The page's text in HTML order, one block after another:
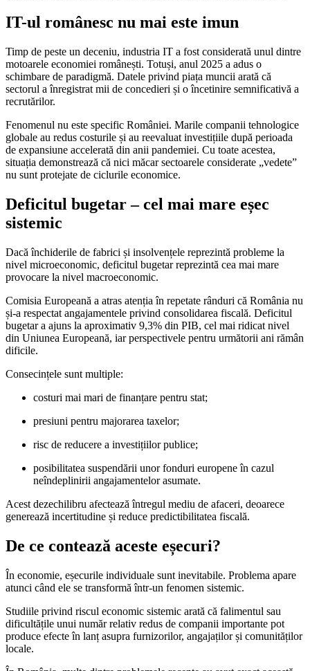
IT-ul românesc nu mai este imun
Timp de peste un deceniu, industria IT a fost considerată unul dintre
motoarele economiei românești. Totuși, anul 2025 a adus o
schimbare de paradigmă. Datele privind piața muncii arată că
sectorul a înregistrat mii de concedieri și o încetinire semnificativă a
recrutărilor.
Fenomenul nu este specific României. Marile companii tehnologice
globale au redus costurile și au reevaluat investițiile după perioada
de expansiune accelerată din anii pandemiei. Cu toate acestea,
situația demonstrează că nici măcar sectoarele considerate „vedete”
nu sunt protejate de ciclurile economice.
Deficitul bugetar – cel mai mare eșec
sistemic
Dacă închiderile de fabrici și insolvențele reprezintă probleme la
nivel microeconomic, deficitul bugetar reprezintă cea mai mare
provocare la nivel macroeconomic.
Comisia Europeană a atras atenția în repetate rânduri că România nu
și-a respectat angajamentele privind consolidarea fiscală. Deficitul
bugetar a ajuns la aproximativ 9,3% din PIB, cel mai ridicat nivel
din Uniunea Europeană, iar perspectivele pentru următorii ani rămân
dificile.
Consecințele sunt multiple:
costuri mai mari de finanțare pentru stat;
presiuni pentru majorarea taxelor;
risc de reducere a investițiilor publice;
posibilitatea suspendării unor fonduri europene în cazul
neîndeplinirii angajamentelor asumate.
Acest dezechilibru afectează întregul mediu de afaceri, deoarece
generează incertitudine și reduce predictibilitatea fiscală.
De ce contează aceste eșecuri?
În economie, eșecurile individuale sunt inevitabile. Problema apare
atunci când ele se transformă într-un fenomen sistemic.
Studiile privind riscul economic sistemic arată că falimentul sau
dificultățile unui număr relativ redus de companii importante pot
produce efecte în lanț asupra furnizorilor, angajaților și comunităților
locale.